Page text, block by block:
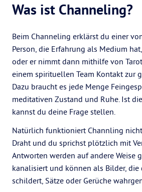
Was ist Channeling?
Beim Channeling erklärst du einer
Person, die Erfahrung als Medium
oder er nimmt dann mithilfe von
einem spirituellen Team Kontakt zur
Dazu braucht es jede Menge
meditativen Zustand und Ruhe. Ist
kannst du deine Frage stellen.
Natürlich funktioniert Channling
Draht und du sprichst plötzlich mit
Antworten werden auf andere Weise
kanalisiert und können als Bilder, die
schildert, Sätze oder Gerüche